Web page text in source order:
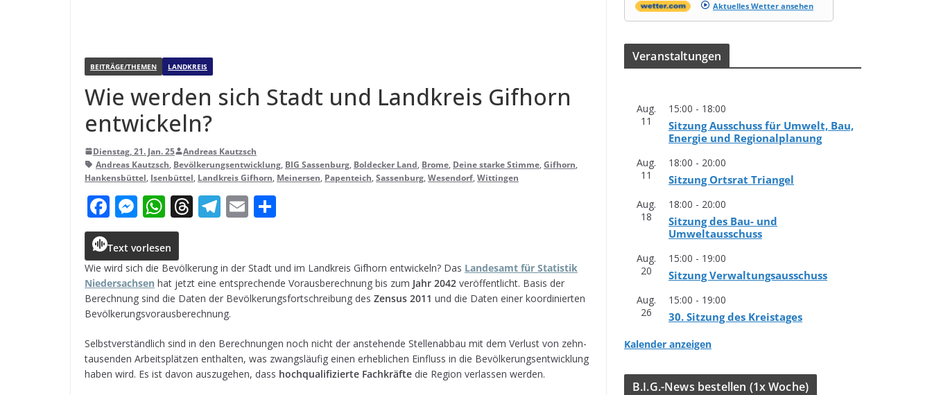
BEITRÄGE/THEMEN LANDKREIS
Wie wer­den sich Stadt und Land­kreis Gif­horn
entwickeln?
Dienstag, 21. Jan. 25
Andreas Kautzsch
Andreas Kautzsch, Bevölkerungsentwicklung, BIG Sassenburg, Boldecker Land, Brome, Deine starke Stimme, Gifhorn,
Hankensbüttel, Isenbüttel, Landkreis Gifhorn, Meinersen, Papenteich, Sassenburg, Wesendorf, Wittingen
F
a
c
e
b
o
o
k
M
e
ss
e
n
g
e
r
W
h
a
ts
A
p
p
T
e
a
d
s
T
g
r
a
m
E
l n
Text vorlesen
Wie wird sich die Bevöl­ke­rung in der Stadt und im Land­kreis Gif­horn ent­wi­ckeln? Das Lan­des­amt für Sta­tis­tik
Nie­der­sach­sen hat jetzt eine ent­spre­chende Vor­aus­be­rech­nung bis zum Jahr 2042 ver­öf­fent­licht. Basis der
Berech­nung sind die Daten der Bevöl­ke­rungs­fort­schrei­bung des Zen­sus 2011 und die Daten einer koor­di­nier­ten
Bevölkerungsvorausberechnung.
Selbst­ver­ständ­lich sind in den Berech­nun­gen noch nicht der anste­hende Stel­len­ab­bau mit dem Ver­lust von zehn­
tau­sen­den Arbeits­plät­zen ent­hal­ten, was zwangs­läu­fig einen erheb­li­chen Ein­fluss in die Bevöl­ke­rungs­ent­wick­lung
haben wird. Es ist davon aus­zu­ge­hen, dass hoch­qua­li­fi­zierte Fach­kräfte die Region ver­las­sen werden.
Aktuelles Wetter ansehen
Ver­an­stal­tun­gen
Aug.
11
15:00 - 18:00
Sit­zung Aus­schuss für Umwelt, Bau,
Ener­gie und Regionalplanung
Aug.
11
18:00 - 20:00
Sit­zung Orts­rat Triangel
Aug.
18
18:00 - 20:00
Sit­zung des Bau- und
Umweltausschuss
Aug.
20
15:00 - 19:00
Sit­zung Verwaltungsausschuss
Aug.
26
15:00 - 19:00
30. Sit­zung des Kreistages
Kalender anzeigen
B.I.G.-News bestel­len (1x Woche)